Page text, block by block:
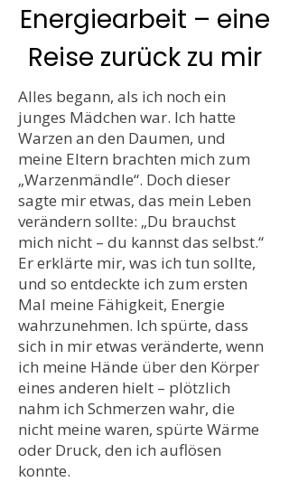
Energiearbeit – eine
Reise zurück zu mir
Alles begann, als ich noch ein
junges Mädchen war. Ich hatte
Warzen an den Daumen, und
meine Eltern brachten mich zum
„Warzenmändle“. Doch dieser
sagte mir etwas, das mein Leben
verändern sollte: „Du brauchst
mich nicht – du kannst das selbst.“
Er erklärte mir, was ich tun sollte,
und so entdeckte ich zum ersten
Mal meine Fähigkeit, Energie
wahrzunehmen. Ich spürte, dass
sich in mir etwas veränderte, wenn
ich meine Hände über den Körper
eines anderen hielt – plötzlich
nahm ich Schmerzen wahr, die
nicht meine waren, spürte Wärme
oder Druck, den ich auflösen
konnte.